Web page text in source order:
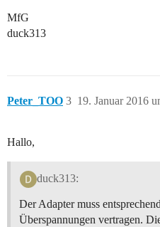
MfG
duck313
Peter_TOO 19. Januar 2016
3
Hallo,
duck313:
Der Adapter muss
Überspannungen vertragen.